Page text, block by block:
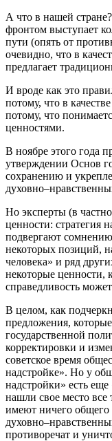
А что в нашей
фронтом выступает
пути (опять от
очевидно, что в
предлагает
И вроде как это
потому, что в
потому, что
ценностями.
В ноябре этого года
утверждении Основ
сохранению и
Но эксперты (в
ценности: стратегия
подвергают
некоторых позиций,
человека» и ряд
некоторые ценности,
справедливость
В целом, как
предложения,
государственной
корректировки и
советское время
надстройке». Но у
надстройки» есть
нашли свое место все
имеют ничего
противоречат и